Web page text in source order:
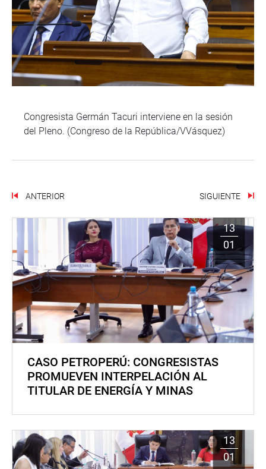
Congresista Germán Tacuri interviene en la sesión
del Pleno. (Congreso de la República/VVásquez)
ANTERIOR SIGUIENTE
13
01
CASO PETROPERÚ: CONGRESISTAS
PROMUEVEN INTERPELACIÓN AL
TITULAR DE ENERGÍA Y MINAS
13
01